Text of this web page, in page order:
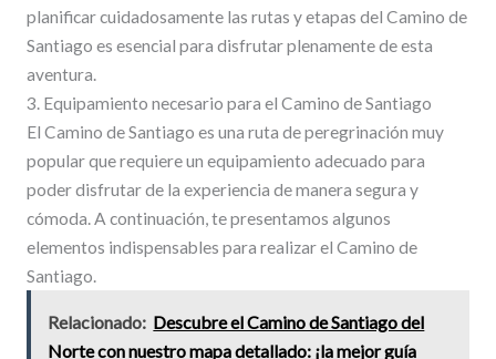
planificar cuidadosamente las rutas y etapas del Camino de
Santiago es esencial para disfrutar plenamente de esta
aventura.
3. Equipamiento necesario para el Camino de Santiago
El Camino de Santiago es una ruta de peregrinación muy
popular que requiere un equipamiento adecuado para
poder disfrutar de la experiencia de manera segura y
cómoda. A continuación, te presentamos algunos
elementos indispensables para realizar el Camino de
Santiago.
Relacionado: Descubre el Camino de Santiago del
Norte con nuestro mapa detallado: ¡la mejor guía